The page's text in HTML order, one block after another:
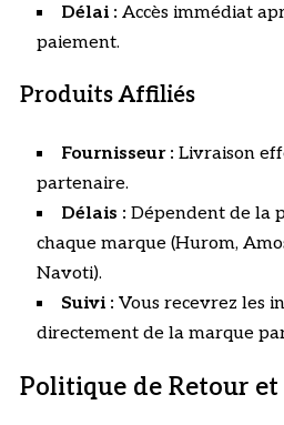
Délai : Accès immédiat
paiement.
Produits Affiliés
Fournisseur : Livraison
partenaire.
Délais : Dépendent de la
chaque marque (Hurom,
Navoti).
Suivi : Vous recevrez les
directement de la marque
Politique de Retour et